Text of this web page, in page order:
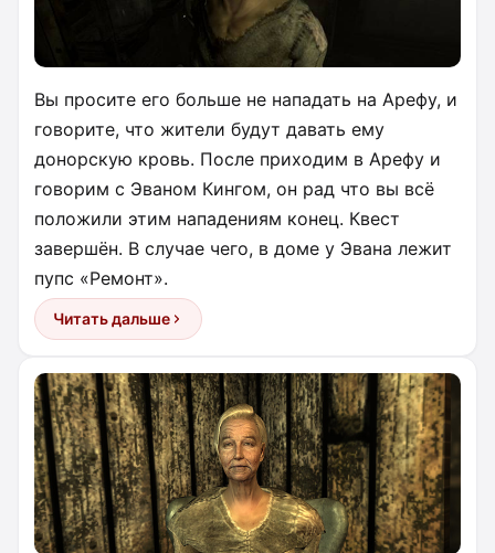
Вы просите его больше не нападать на Арефу, и
говорите, что жители будут давать ему
донорскую кровь. После приходим в Арефу и
говорим с Эваном Кингом, он рад что вы всё
положили этим нападениям конец. Квест
завершён. В случае чего, в доме у Эвана лежит
пупс «Ремонт».
Читать дальше